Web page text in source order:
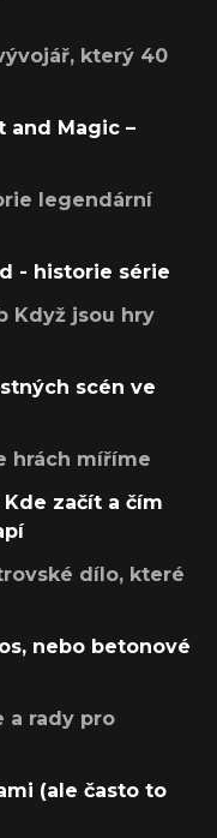
který 40
and Magic –
legendární
- historie série
Když jsou hry
scén ve
hrách míříme
Kde začít a čím
dílo, které
nebo betonové
a rady pro
(ale často to